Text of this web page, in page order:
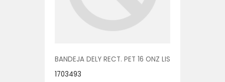
BANDEJA DELY RECT. PET 16 ONZ LISA V00573/P 1/
1703493